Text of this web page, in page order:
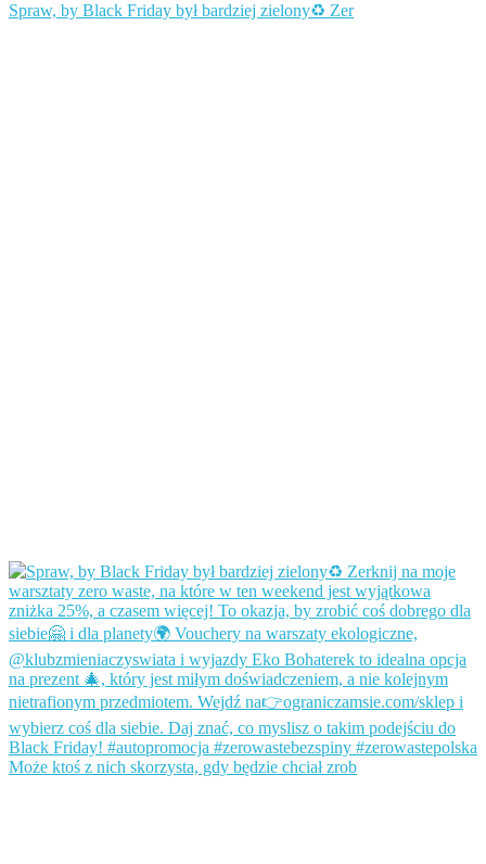
Spraw, by Black Friday był bardziej zielony♻️ Zer
Może ktoś z nich skorzysta, gdy będzie chciał zrob